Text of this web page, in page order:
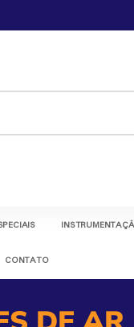
CONTATO